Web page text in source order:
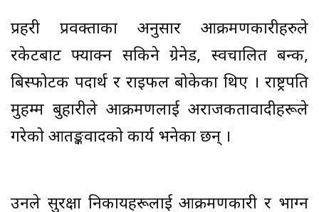
प्रहरी प्रवक्ताका अनुसार आक्रमणकारीहरुले
रकेटबाट फ्याक्न सकिने ग्रेनेड, स्वचालित बन्दुक,
बिस्फोटक पदार्थ र राइफल बोकेका थिए । राष्ट्रपति
मुहम्मदु बुहारीले आक्रमणलाई अराजकतावादीहरूले
गरेको आतङ्कवादको कार्य भनेका छन् ।
उनले सुरक्षा निकायहरूलाई आक्रमणकारी र भाग्न